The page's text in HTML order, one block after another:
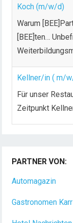
Warum
[BEE]ten…
Für unser
Zeitpunkt
PARTNER VON:
Automagazin
Gastronomen